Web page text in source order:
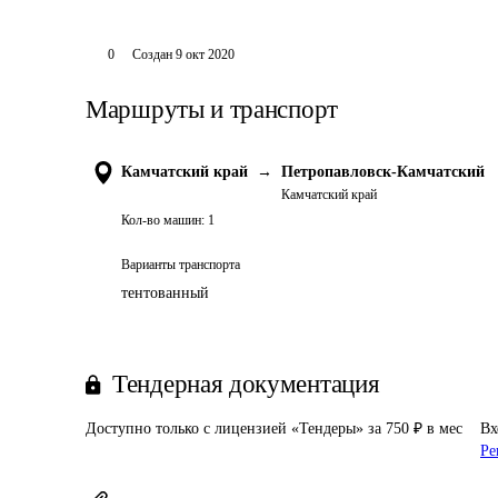
0 Создан 9 окт 2020
Маршруты и транспорт
Камчатский край → Петропавловск-Камчатский
Камчатский край
Кол-во машин: 1
Варианты транспорта
тентованный
Тендерная документация
Доступно только с лицензией «Тендеры» за 750 ₽ в мес